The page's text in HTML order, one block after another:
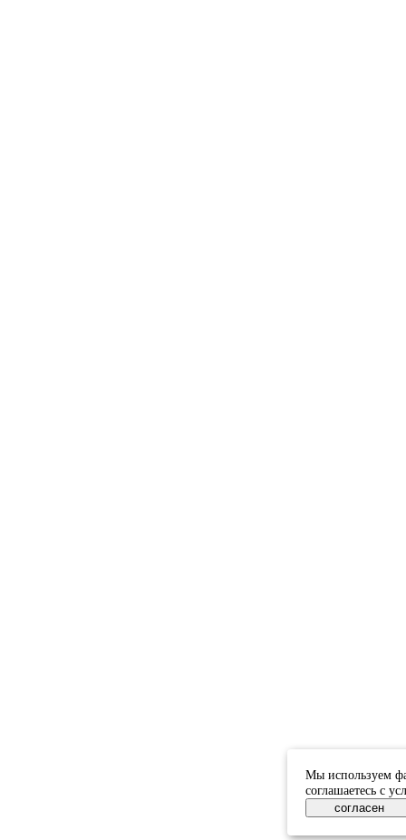
Мы используем
соглашаетесь с
согласен